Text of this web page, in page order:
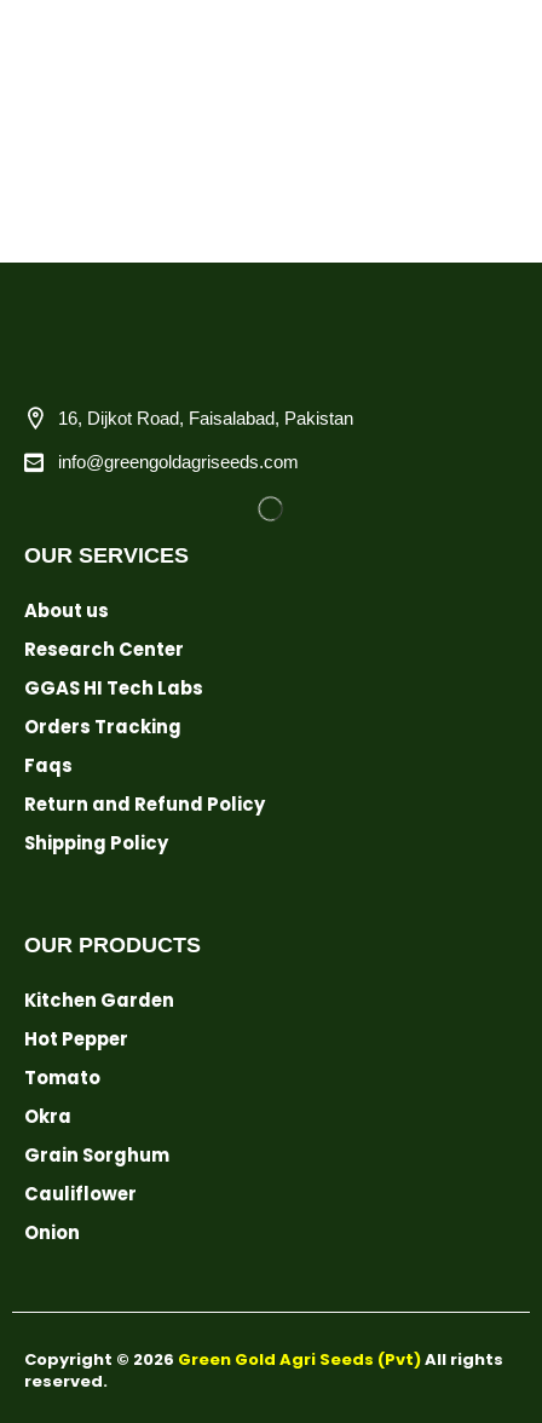
16, Dijkot Road, Faisalabad, Pakistan
info@greengoldagriseeds.com
OUR SERVICES
About us
Research Center
GGAS HI Tech Labs
Orders Tracking
Faqs
Return and Refund Policy
Shipping Policy
OUR PRODUCTS
Kitchen Garden
Hot Pepper
Tomato
Okra
Grain Sorghum
Cauliflower
Onion
Copyright © 2026 Green Gold Agri Seeds (Pvt)All rights
reserved.